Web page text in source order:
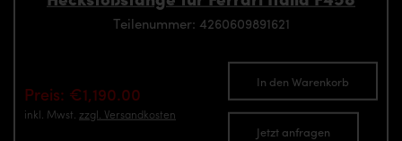
Teilenummer: 4260609891621
Preis: €1,190.00
inkl. Mwst. zzgl. Versandkosten
In den Warenkorb
Jetzt anfragen